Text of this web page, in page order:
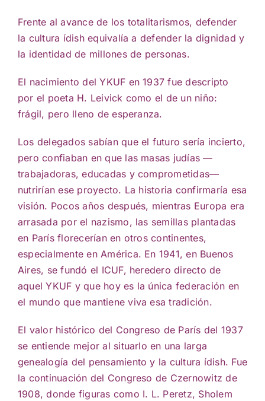
Frente al avance de los totalitarismos, defender
la cultura ídish equivalía a defender la dignidad y
la identidad de millones de personas.
El nacimiento del YKUF en 1937 fue descripto
por el poeta H. Leivick como el de un niño:
frágil, pero lleno de esperanza.
Los delegados sabían que el futuro sería incierto,
pero confiaban en que las masas judías —
trabajadoras, educadas y comprometidas—
nutrirían ese proyecto. La historia confirmaría esa
visión. Pocos años después, mientras Europa era
arrasada por el nazismo, las semillas plantadas
en París florecerían en otros continentes,
especialmente en América. En 1941, en Buenos
Aires, se fundó el ICUF, heredero directo de
aquel YKUF y que hoy es la única federación en
el mundo que mantiene viva esa tradición.
El valor histórico del Congreso de París del 1937
se entiende mejor al situarlo en una larga
genealogía del pensamiento y la cultura ídish. Fue
la continuación del Congreso de Czernowitz de
1908, donde figuras como I. L. Peretz, Sholem